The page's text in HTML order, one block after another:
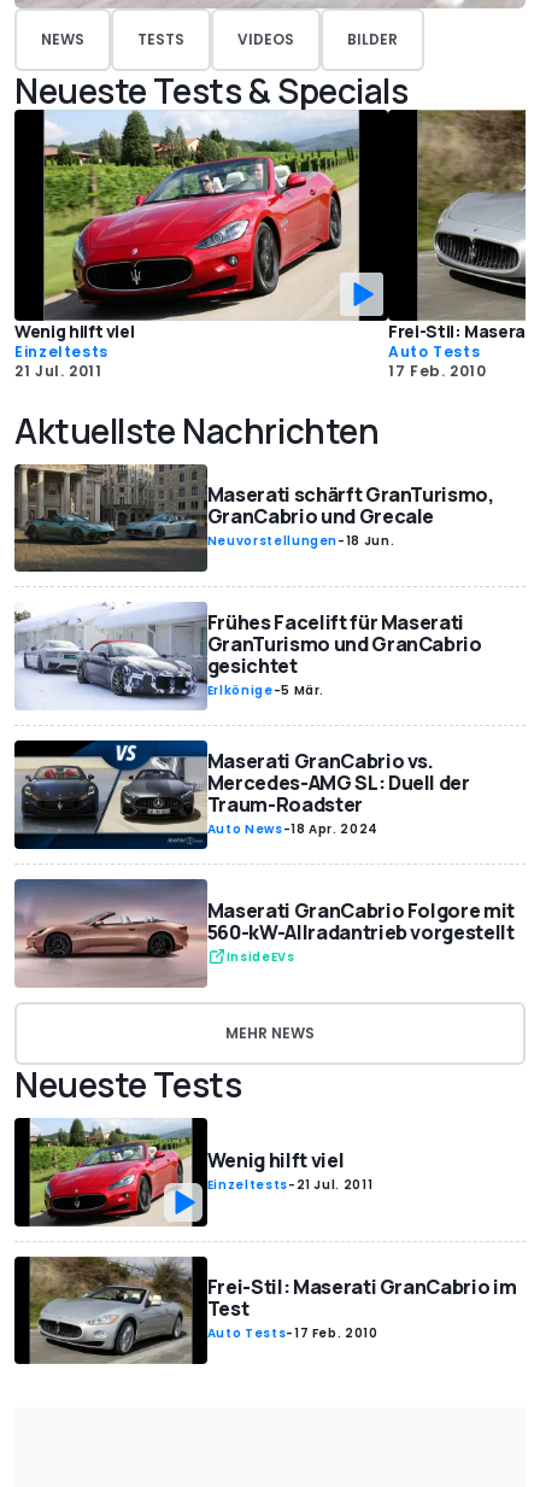
NEWS TESTS VIDEOS BILDER
Neueste Tests & Specials
Wenig hilft viel
Einzeltests
21 Jul. 2011
Frei-Stil:
Auto Tests
17 Feb. 2010
Aktuellste Nachrichten
Maserati schärft GranTurismo,
GranCabrio und Grecale
Neuvorstellungen-18 Jun.
Frühes Facelift für Maserati
GranTurismo und GranCabrio
gesichtet
Erlkönige-5 Mär.
Maserati GranCabrio vs.
Mercedes-AMG SL: Duell der
Traum-Roadster
Auto News-18 Apr. 2024
Maserati GranCabrio Folgore mit
560-kW-Allradantrieb vorgestellt
InsideEVs
MEHR NEWS
Neueste Tests
Wenig hilft viel
Einzeltests- 21 Jul. 2011
Frei-Stil: Maserati GranCabrio im
Test
Auto Tests-17 Feb. 2010